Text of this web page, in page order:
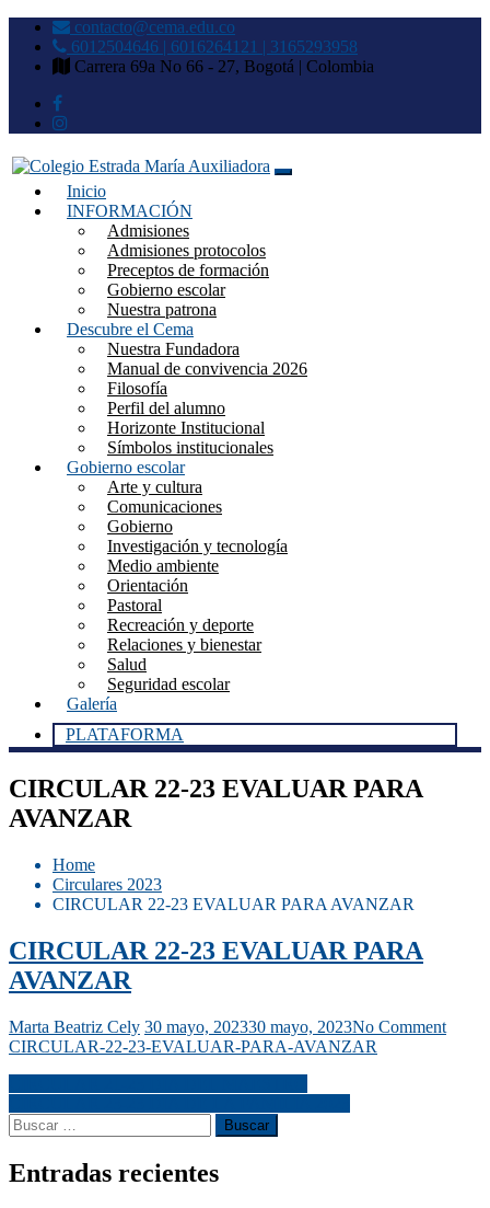
contacto@cema.edu.co
6012504646 | 6016264121 | 3165293958
Carrera 69a No 66 - 27, Bogotá | Colombia
Colegio Estrada María
Auxiliadora
Inicio
INFORMACIÓN
Admisiones
Admisiones protocolos
Preceptos de formación
Gobierno escolar
Nuestra patrona
Descubre el Cema
Nuestra Fundadora
Manual de convivencia 2026
Filosofía
Perfil del alumno
Horizonte Institucional
Símbolos institucionales
Gobierno escolar
Arte y cultura
Comunicaciones
Gobierno
Investigación y tecnología
Medio ambiente
Orientación
Pastoral
Recreación y deporte
Relaciones y bienestar
Salud
Seguridad escolar
Galería
PLATAFORMA
CIRCULAR 22-23 EVALUAR PARA
AVANZAR
Home
Circulares 2023
CIRCULAR 22-23 EVALUAR PARA AVANZAR
CIRCULAR 22-23 EVALUAR PARA
AVANZAR
Marta Beatriz Cely 30 mayo, 202330 mayo, 2023No Comment
CIRCULAR-22-23-EVALUAR-PARA-AVANZAR
Entradas recientes